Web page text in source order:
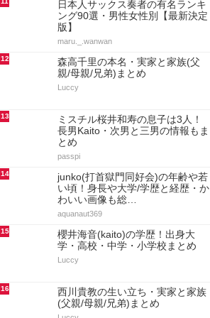
日本人サックス奏者の有名ランキ
ング90選・男性女性別【最新決定
版】
maru._.wanwan
12
森高千里の本名・実家と家族(父
親/母親/兄弟)まとめ
Luccy
13
ミスチル桜井和寿の息子は3人！
長男Kaito・次男と三男の情報もま
とめ
passpi
14
junko(打首獄門同好会)の年齢や若
い頃！身長や大学/学歴と経歴・か
わいい画像も総…
aquanaut369
15
櫻井海音(kaito)の学歴！出身大
学・高校・中学・小学校まとめ
Luccy
16
西川貴教の生い立ち・実家と家族
(父親/母親/兄弟)まとめ